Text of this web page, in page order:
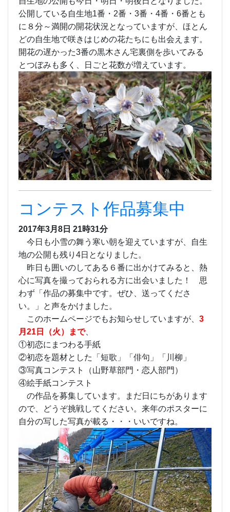
公開している自生地1番・2番・3番・4番・6番とも
に８分～満開の開花状況となっていますが、ほとん
どの自生地で咲きはじめの花たちにも出会えます。
開花の遅かった3番の黒木さん宅裏側を歩いてみる
とつぼみも多く、日ごと花数が増えています。
コンテスト作品募集中
2017年3月8日 21時31分
今日も小雪の舞う寒い朝を迎えていますが、自生
地の公開も残り4日となりました。
昨日も囲いのしてある６番に出かけてみると、熱
心に写真を撮っておられる方に出会いました！ 思
わず「作品の募集中です。ぜひ、送ってくださ
い。」と声をかけました。
このホームページでもお知らせしていますが、 3
月21日（火）まで、
①初恋にまつわる手紙
②初恋を題材とした「短歌」「俳句」「川柳」
③写真コンテスト（山野草部門・恋人部門）
④絵手紙コンテスト
の作品を募集しています。まだ日にちがあります
ので、どうぞ挑戦してください。来年のポスターに
自分の写した写真が載る・・・いいですね。